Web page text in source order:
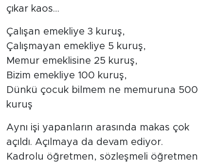
çıkar kaos…
Çalışan emekliye 3 kuruş,
Çalışmayan emekliye 5 kuruş,
Memur emeklisine 25 kuruş,
Bizim emekliye 100 kuruş,
Dünkü çocuk bilmem ne memuruna 500
kuruş
Aynı işi yapanların arasında makas çok
açıldı. Açılmaya da devam ediyor.
Kadrolu öğretmen, sözleşmeli öğretmen